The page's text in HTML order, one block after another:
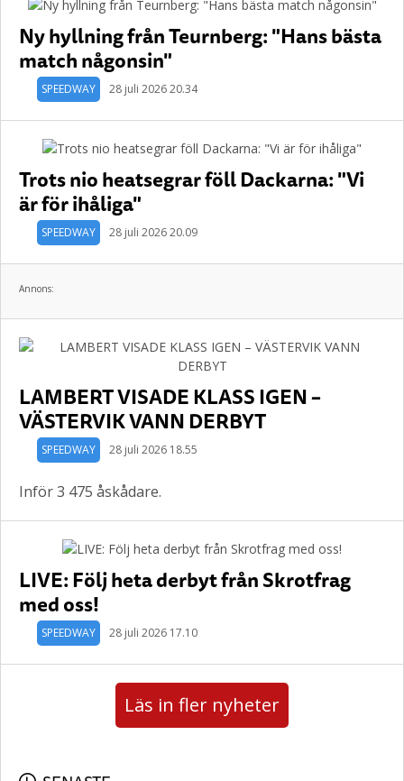
Ny hyllning från Teurnberg: "Hans bästa
match någonsin"
SPEEDWAY 28 juli 2026 20.34
Trots nio heatsegrar föll Dackarna: "Vi
är för ihåliga"
SPEEDWAY 28 juli 2026 20.09
Annons:
LAMBERT VISADE KLASS IGEN –
VÄSTERVIK VANN DERBYT
SPEEDWAY 28 juli 2026 18.55
Inför 3 475 åskådare.
LIVE: Följ heta derbyt från Skrotfrag
med oss!
SPEEDWAY 28 juli 2026 17.10
Läs in fler nyheter